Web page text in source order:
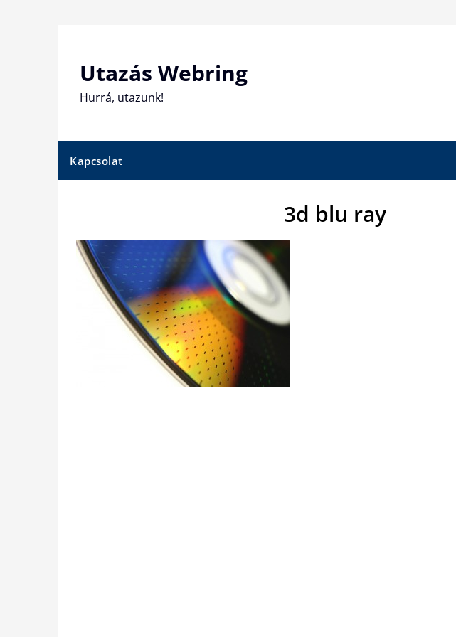
Utazás Webring
Hurrá, utazunk!
Kapcsolat
3d blu ray